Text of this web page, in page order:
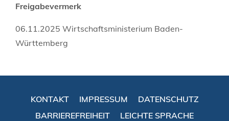
Freigabevermerk
06.11.2025 Wirtschaftsministerium Baden-
Württemberg
KONTAKT IMPRESSUM
DATENSCHUTZ
BARRIEREFREIHEIT
LEICHTE SPRACHE